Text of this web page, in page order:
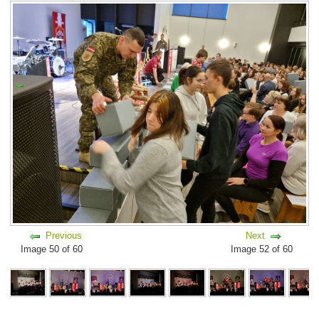
Previous
Image 50 of 60
Next
Image 52 of 60